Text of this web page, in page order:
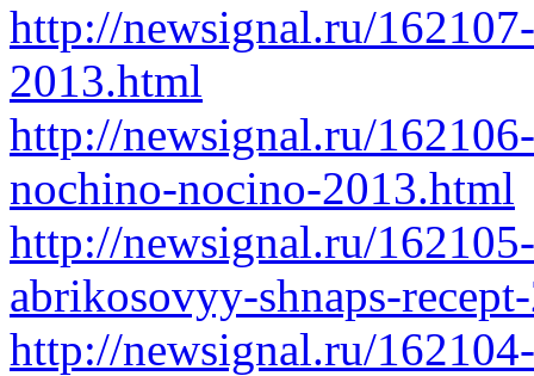
http://newsignal.ru/
2013.html
http://newsignal.ru/
nochino-nocino-2013.html
http://newsignal.ru/
abrikosovyy-shnaps-
http://newsignal.ru/